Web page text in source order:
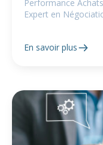
Performance
Expert en
En savoir plus